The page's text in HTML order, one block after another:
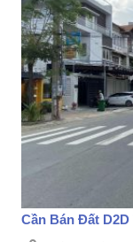
Cần Bán Đất D2D